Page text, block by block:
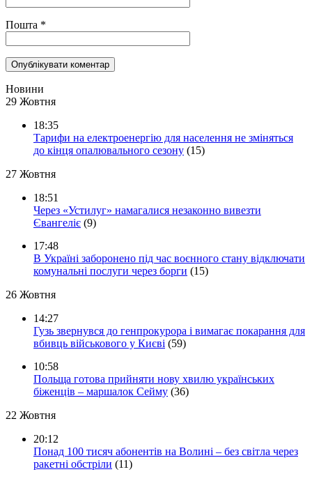
Пошта *
Новини
29 Жовтня
18:35
Тарифи на електроенергію для населення не зміняться
до кінця опалювального сезону (15)
27 Жовтня
18:51
Через «Устилуг» намагалися незаконно вивезти
Євангеліє (9)
17:48
В Україні заборонено під час воєнного стану відключати
комунальні послуги через борги (15)
26 Жовтня
14:27
Гузь звернувся до генпрокурора і вимагає покарання для
вбивць військового у Києві (59)
10:58
Польща готова прийняти нову хвилю українських
біженців – маршалок Сейму (36)
22 Жовтня
20:12
Понад 100 тисяч абонентів на Волині – без світла через
ракетні обстріли (11)